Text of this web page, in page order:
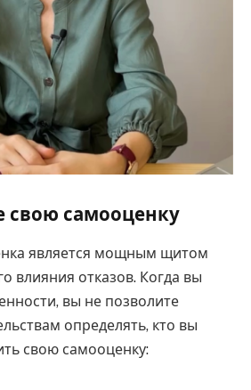
свою самооценку
является мощным щитом
влияния отказов. Когда вы
вы не позволите
определять, кто вы
свою самооценку: